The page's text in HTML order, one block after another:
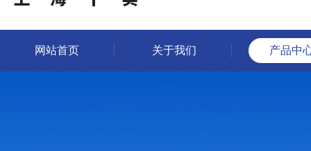
网站首页 关于我们 产品中